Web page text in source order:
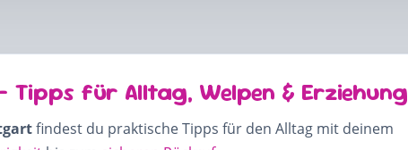
für Alltag, Welpen & Erziehung
findest du praktische Tipps für den Alltag mit deinem